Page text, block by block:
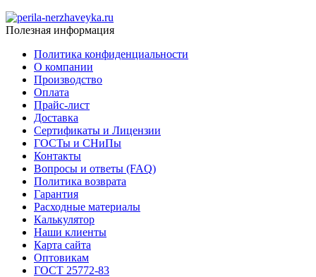
Полезная информация
Политика конфиденциальности
О компании
Производство
Оплата
Прайс-лист
Доставка
Сертификаты и Лицензии
ГОСТы и СНиПы
Контакты
Вопросы и ответы (FAQ)
Политика возврата
Гарантия
Расходные материалы
Калькулятор
Наши клиенты
Карта сайта
Оптовикам
ГОСТ 25772-83